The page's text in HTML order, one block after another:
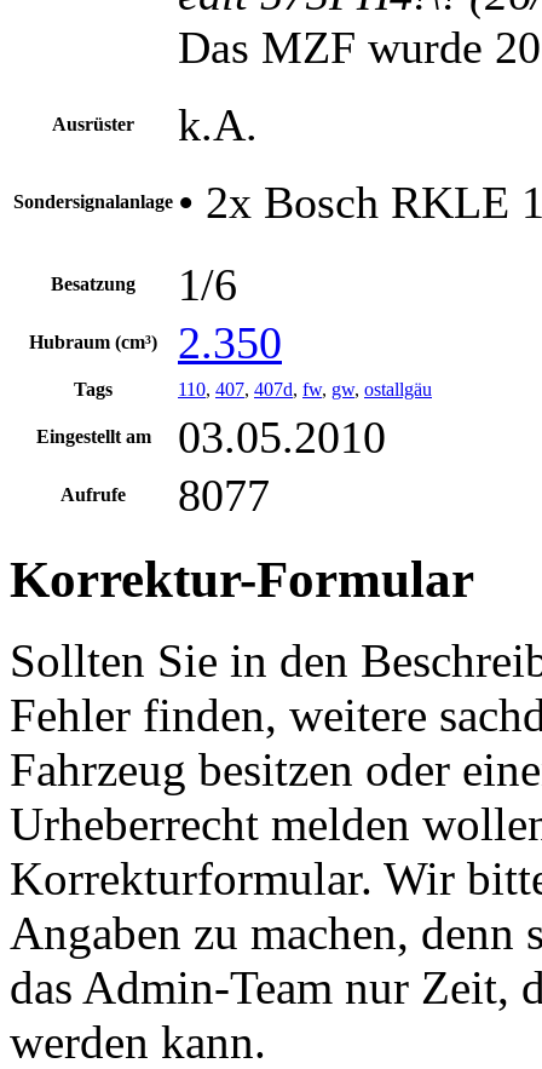
Das MZF wurde
Ausrüster k.A.
Sondersignalanlage • 2x Bosch RKLE
Besatzung 1/6
Hubraum (cm³) 2.350
Tags 110, 407, 407d, fw, gw, ostallgäu
Eingestellt am 03.05.2010
Aufrufe 8077
Korrektur-Formular
Sollten Sie in den
Fehler finden, weitere
Fahrzeug besitzen oder
Urheberrecht melden
Korrekturformular. Wir
Angaben zu machen,
das Admin-Team nur Zeit,
werden kann.